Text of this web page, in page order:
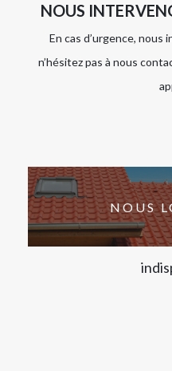
NOUS
En cas d’urgence, nous
n’hésitez pas à nous
NOUS